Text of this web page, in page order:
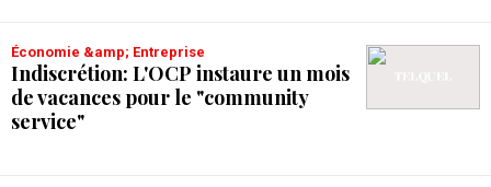
Économie &amp; Entreprise
Indiscrétion: L'OCP instaure un mois
de vacances pour le "community
service"